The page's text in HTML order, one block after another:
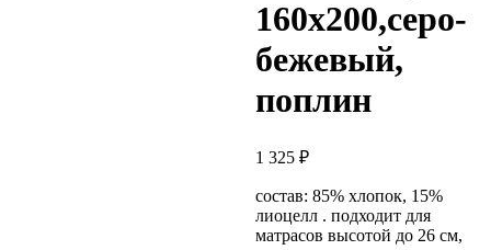
160х200,серо-
бежевый,
поплин
1 325 ₽
состав: 85% хлопок, 15%
лиоцелл . подходит для
матрасов высотой до 26 см,